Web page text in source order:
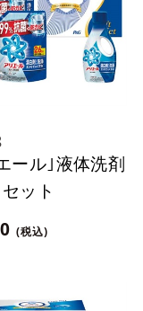
ール｣液体洗剤
ット
(税込)